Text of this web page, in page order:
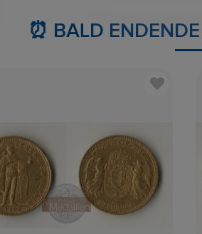
⏰ BALD